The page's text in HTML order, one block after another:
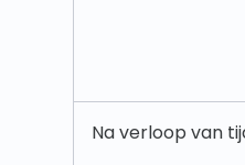
Na verloop van